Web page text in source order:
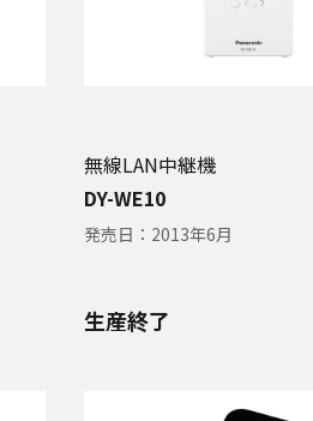
無線LAN中継機
DY-WE10
発売日： 2013年6月
生産終了